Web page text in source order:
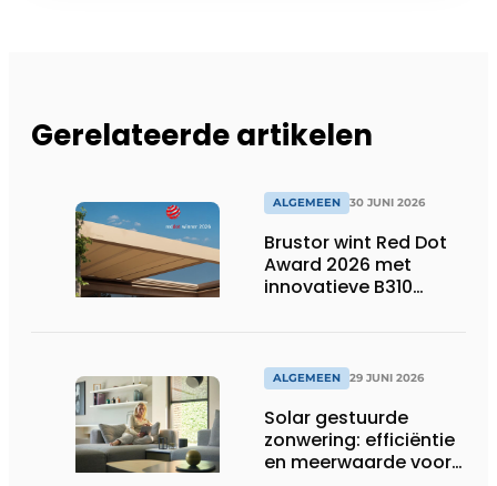
Gerelateerde artikelen
ALGEMEEN 30 JUNI 2026
Brustor wint Red Dot
Award 2026 met
innovatieve B310
ALGEMEEN 29 JUNI 2026
Solar gestuurde
zonwering: efficiëntie
en meerwaarde voor